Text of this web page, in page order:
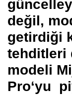
değil,
getirdiği
tehditleri
modeli
Pro‘yu